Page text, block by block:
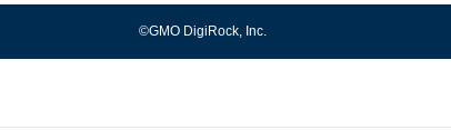
©GMO DigiRock, Inc.